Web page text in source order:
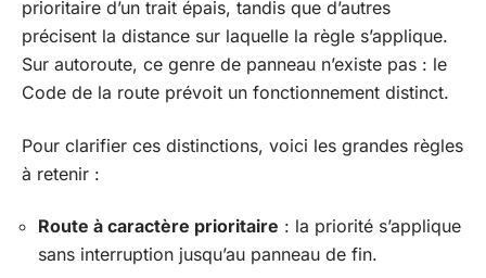
prioritaire d’un trait épais, tandis que d’autres
précisent la distance sur laquelle la règle s’applique.
Sur autoroute, ce genre de panneau n’existe pas : le
Code de la route prévoit un fonctionnement distinct.
Pour clarifier ces distinctions, voici les grandes règles
à retenir :
Route à caractère prioritaire : la priorité s’applique
sans interruption jusqu’au panneau de fin.